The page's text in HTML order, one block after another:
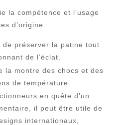
la compétence et l’usage
d’origine.
de préserver la patine tout
de l’éclat.
la montre des chocs et des
de température.
en quête d’un
il peut être utile de
internationaux,